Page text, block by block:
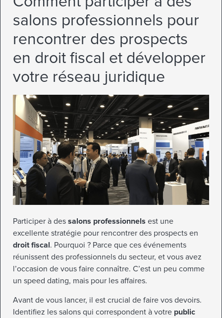
salons professionnels pour
rencontrer des prospects
en droit fiscal et développer
votre réseau juridique
Participer à des salons professionnels est une
excellente stratégie pour rencontrer des prospects en
droit fiscal. Pourquoi ? Parce que ces événements
réunissent des professionnels du secteur, et vous avez
l’occasion de vous faire connaître. C’est un peu comme
un speed dating, mais pour les affaires.
Avant de vous lancer, il est crucial de faire vos devoirs.
Identifiez les salons qui correspondent à votre public